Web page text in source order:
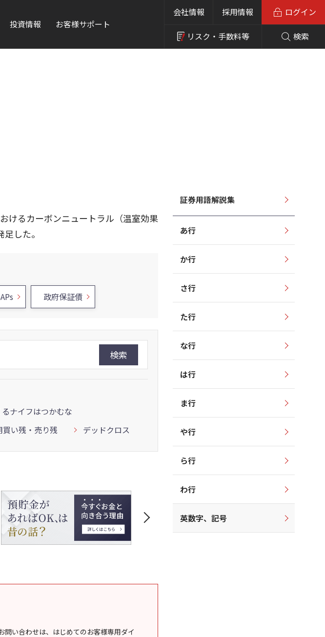
投資情報 お客様サポート
会社情報 採用情報
リスク・ 手数料等 検索
ログイン
けるカーボンニュートラル（温室効果
した。
政府保証債
検索
ナイフはつかむな
買い残・売り残 デッドクロス
問い合わせは、はじめてのお客様専用ダイ
証券用語解説集
あ行
か行
さ行
た行
な行
は行
ま行
や行
ら行
わ行
英数字、記号